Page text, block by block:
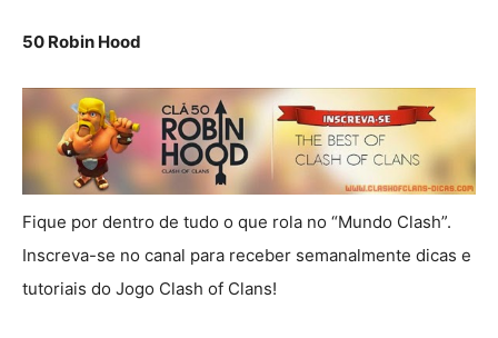
50 Robin Hood
Fique por dentro de tudo o que rola no “Mundo Clash”.
Inscreva-se no canal para receber semanalmente dicas e
tutoriais do Jogo Clash of Clans!